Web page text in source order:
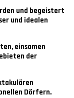
und begeistert
und idealen
einsamen
der
Dörfern.